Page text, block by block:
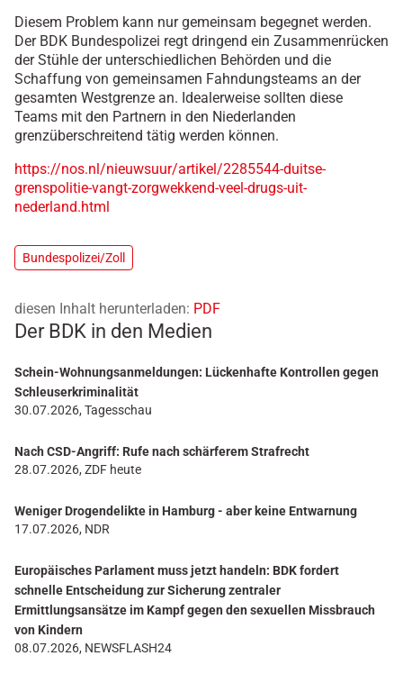
Diesem Problem kann nur gemeinsam begegnet werden.
Der BDK Bundespolizei regt dringend ein Zusammenrücken
der Stühle der unterschiedlichen Behörden und die
Schaffung von gemeinsamen Fahndungsteams an der
gesamten Westgrenze an. Idealerweise sollten diese
Teams mit den Partnern in den Niederlanden
grenzüberschreitend tätig werden können.
https://nos.nl/nieuwsuur/artikel/2285544-duitse-
grenspolitie-vangt-zorgwekkend-veel-drugs-uit-
nederland.html
Bundespolizei/Zoll
diesen Inhalt herunterladen: PDF
Der BDK in den Medien
Schein-Wohnungsanmeldungen: Lückenhafte Kontrollen gegen
Schleuserkriminalität
30.07.2026, Tagesschau
Nach CSD-Angriff: Rufe nach schärferem Strafrecht
28.07.2026, ZDF heute
Weniger Drogendelikte in Hamburg - aber keine Entwarnung
17.07.2026, NDR
Europäisches Parlament muss jetzt handeln: BDK fordert
schnelle Entscheidung zur Sicherung zentraler
Ermittlungsansätze im Kampf gegen den sexuellen Missbrauch
von Kindern
08.07.2026, NEWSFLASH24